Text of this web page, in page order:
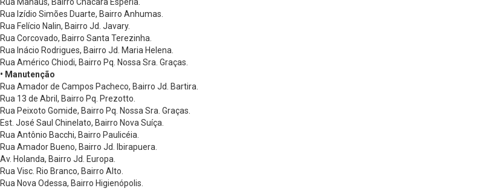
Rua Izídio Simões Duarte, Bairro Anhumas.
Rua Felício Nalin, Bairro Jd. Javary.
Rua Corcovado, Bairro Santa Terezinha.
Rua Inácio Rodrigues, Bairro Jd. Maria Helena.
Rua Américo Chiodi, Bairro Pq. Nossa Sra. Graças.
• Manutenção
Rua Amador de Campos Pacheco, Bairro Jd. Bartira.
Rua 13 de Abril, Bairro Pq. Prezotto.
Rua Peixoto Gomide, Bairro Pq. Nossa Sra. Graças.
Est. José Saul Chinelato, Bairro Nova Suíça.
Rua Antônio Bacchi, Bairro Paulicéia.
Rua Amador Bueno, Bairro Jd. Ibirapuera.
Av. Holanda, Bairro Jd. Europa.
Rua Visc. Rio Branco, Bairro Alto.
Rua Nova Odessa, Bairro Higienópolis.